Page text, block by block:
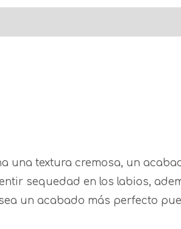
una textura cremosa, un
sequedad en los labios,
un acabado más perfecto